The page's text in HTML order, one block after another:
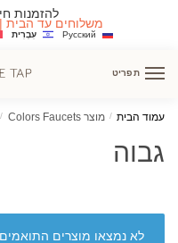
להזמנות
משלוחים עד הבית
עִבְרִית Русский
תפריט
עמוד הבית / מוצר Colors Faucets /
גבוה
לא נמצאו מוצרים